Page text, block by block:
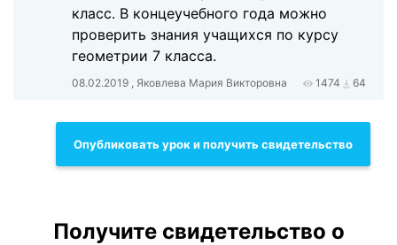
класс. В концеучебного года можно
проверить знания учащихся по курсу
геометрии 7 класса.
08.02.2019 , Яковлева Мария Викторовна 1474 64
Опубликовать урок и получить свидетельство
Получите свидетельство о